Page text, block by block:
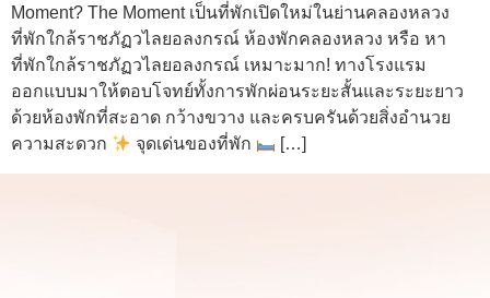
Moment? The Moment เป็นที่พักเปิดใหม่ในย่านคลองหลวง
ที่พักใกล้ราชภัฏวไลยอลงกรณ์ ห้องพักคลองหลวง หรือ หา
ที่พักใกล้ราชภัฏวไลยอลงกรณ์ เหมาะมาก! ทางโรงแรม
ออกแบบมาให้ตอบโจทย์ทั้งการพักผ่อนระยะสั้นและระยะยาว
ด้วยห้องพักที่สะอาด กว้างขวาง และครบครันด้วยสิ่งอำนวย
ความสะดวก
จุดเด่นของที่พัก […]